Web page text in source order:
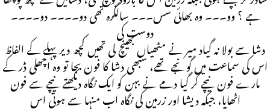
ہے ؟ وو۔۔۔ وہ بھائی سس۔۔۔ سالگرہ تھی دو۔۔۔۔ دو۔۔۔۔
دوست کی
دشا سے بولا نہ گیاد میر نے مٹھیاں بھینچ لی تھیں کچھ دیر پہلے کے الفاظ
اس کی سماعت میں گونجے تھے، سبھی دشا کا فون بجا تو وہ اچھلی ڈر کے
مارے فون نیچے گر گیا دمے نے بہن کو ایک نگاہ دیکھتے نیچے سے فون
اٹھایا، جبکہ دیشا اور زرمین کی نگاہ اب منہا سے ہوتی اس